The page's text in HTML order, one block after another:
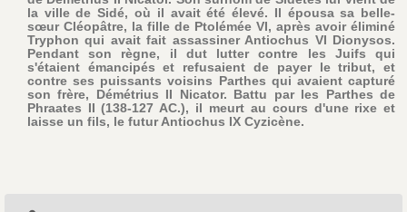
la ville de Sidé, où il avait été élevé. Il épousa sa belle-
sœur Cléopâtre, la fille de Ptolémée VI, après avoir éliminé
Tryphon qui avait fait assassiner Antiochus VI Dionysos.
Pendant son règne, il dut lutter contre les Juifs qui
s'étaient émancipés et refusaient de payer le tribut, et
contre ses puissants voisins Parthes qui avaient capturé
son frère, Démétrius II Nicator. Battu par les Parthes de
Phraates II (138-127 AC.), il meurt au cours d'une rixe et
laisse un fils, le futur Antiochus IX Cyzicène.